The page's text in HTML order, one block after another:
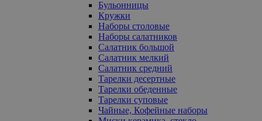
Бульонницы
Кружки
Наборы столовые
Наборы салатников
Салатник большой
Салатник мелкий
Салатник средний
Тарелки десертные
Тарелки обеденные
Тарелки суповые
Чайные, Кофейные наборы